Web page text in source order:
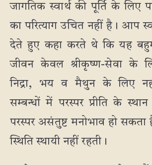
जागतिक स्वार्थ की पूर्ति के लिए
का परित्याग उचित नहीं है। आप
देते हुए कहा करते थे कि यह
जीवन केवल श्रीकृष्ण-सेवा के
निद्रा, भय व मैथुन के लिए
सम्बन्धों में परस्पर प्रीति के
परस्पर असंतुष्ट मनोभाव हो सकता
स्थिति स्थायी नहीं रहती।